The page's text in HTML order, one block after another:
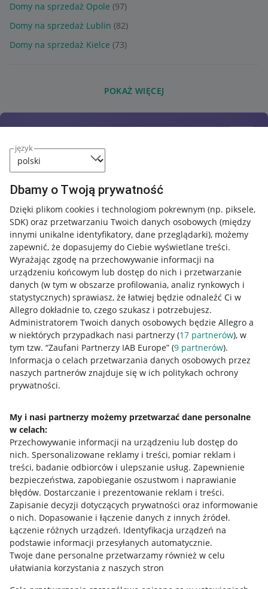
język
Dbamy o Twoją prywatność
Dzięki plikom cookies i technologiom pokrewnym (np. piksele,
SDK) oraz przetwarzaniu Twoich danych osobowych (między
innymi unikalne identyfikatory, dane przeglądarki), możemy
zapewnić, że dopasujemy do Ciebie wyświetlane treści.
Wyrażając zgodę na przechowywanie informacji na
urządzeniu końcowym lub dostęp do nich i przetwarzanie
danych (w tym w obszarze profilowania, analiz rynkowych i
statystycznych) sprawiasz, że łatwiej będzie odnaleźć Ci w
Allegro dokładnie to, czego szukasz i potrzebujesz.
Administratorem Twoich danych osobowych będzie Allegro a
w niektórych przypadkach nasi partnerzy (17 partnerów), w
tym tzw. “Zaufani Partnerzy IAB Europe” (9 partnerów).
Informacja o celach przetwarzania danych osobowych przez
naszych partnerów znajduje się w ich politykach ochrony
prywatności.
My i nasi partnerzy możemy przetwarzać dane personalne
w celach:
Przechowywanie informacji na urządzeniu lub dostęp do
nich. Spersonalizowane reklamy i treści, pomiar reklam i
treści, badanie odbiorców i ulepszanie usług. Zapewnienie
bezpieczeństwa, zapobieganie oszustwom i naprawianie
błędów. Dostarczanie i prezentowanie reklam i treści.
Zapisanie decyzji dotyczących prywatności oraz informowanie
o nich. Dopasowanie i łączenie danych z innych źródeł.
Łączenie różnych urządzeń. Identyfikacja urządzeń na
podstawie informacji przesyłanych automatycznie.
Twoje dane personalne przetwarzamy również w celu
ułatwiania korzystania z naszych stron
Domy na sprzedaż Opole (97)
Domy na sprzedaż Lublin (82)
Domy na sprzedaż Kielce (73)
POKAŻ WIĘCEJ
Przydatne informacje
Jak to działa
Allegro Gadane dla sprzedających
Allegro Gadane dla kupujących
Mapa miejscowości
Informacje prawne
Regulamin
Polityka plików "cookies"
Ustawienia plików "cookies"